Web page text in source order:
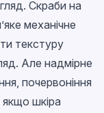
Скраби на
механічне
текстуру
Але надмірне
почервоніння
шкіра